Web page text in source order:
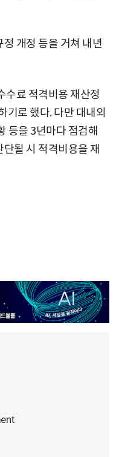
개정 등을 거쳐 내년
수료 적격비용 재산정
기로 했다. 다만 대내외
등을 3년마다 점검해
될 시 적격비용을 재